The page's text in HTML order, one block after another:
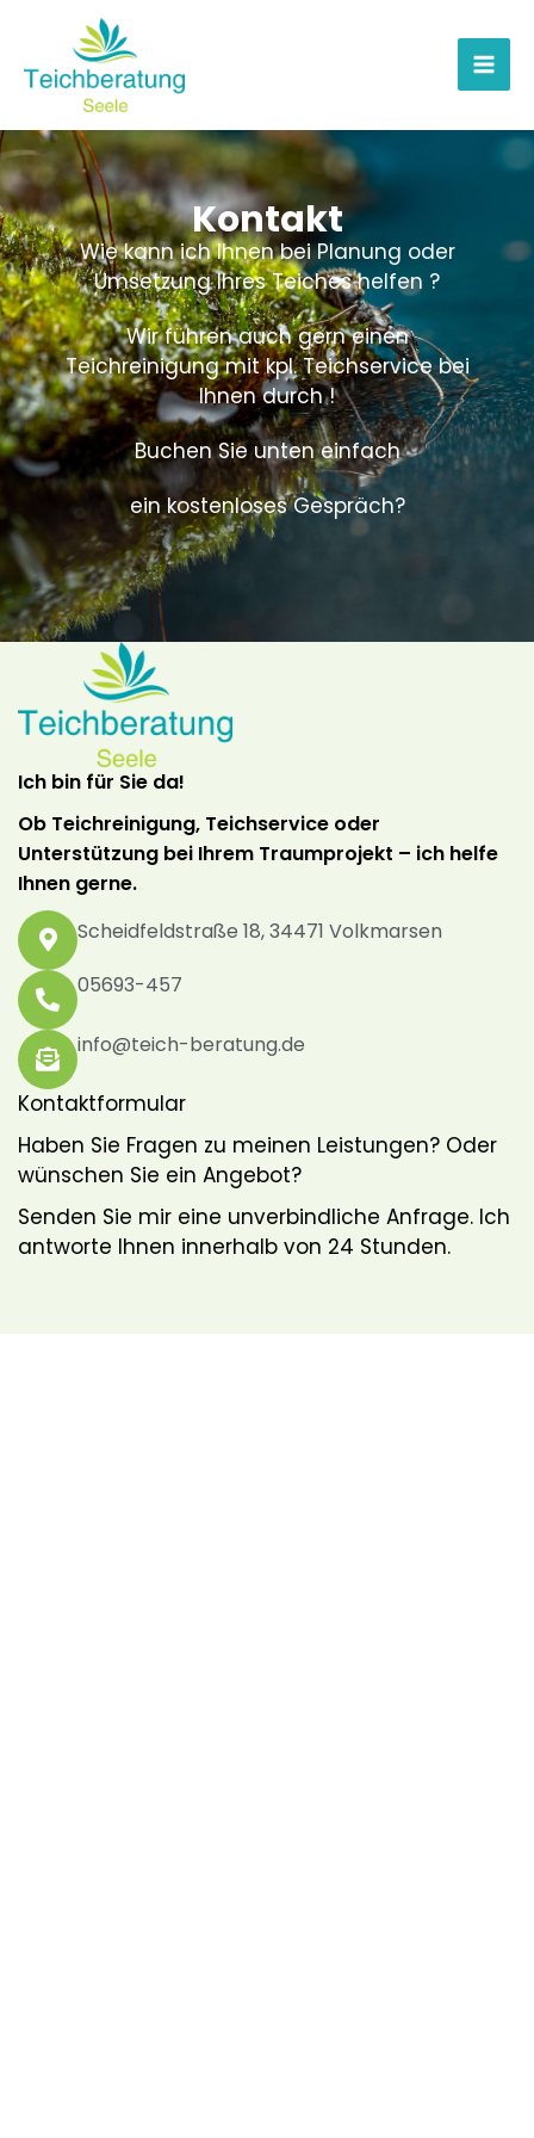
springen
Kontakt
Wie kann ich Ihnen bei Planung oder
Umsetzung Ihres Teiches helfen ?
Wir führen auch gern einen
Teichreinigung mit kpl. Teichservice bei
Ihnen durch !
Buchen Sie unten einfach
ein kostenloses Gespräch?
Ich bin für Sie da!
Ob Teichreinigung, Teichservice oder
Unterstützung bei Ihrem Traumprojekt – ich helfe
Ihnen gerne.
Scheidfeldstraße 18, 34471 Volkmarsen
05693-457
info@teich-beratung.de
Kontaktformular
Haben Sie Fragen zu meinen Leistungen? Oder
wünschen Sie ein Angebot?
Senden Sie mir eine unverbindliche Anfrage. Ich
antworte Ihnen innerhalb von 24 Stunden.